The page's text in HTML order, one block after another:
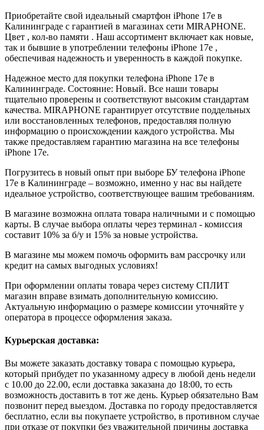
Приобретайте свой идеальный смартфон iPhone 17e в
Калининграде с гарантией в магазинах сети MIRAPHONE.
Цвет , кол-во памяти . Наш ассортимент включает как новые,
так и бывшие в употреблении телефоны iPhone 17e ,
обеспечивая надежность и уверенность в каждой покупке.
Надежное место для покупки телефона iPhone 17e в
Калининграде. Состояние: Новый. Все наши товары
тщательно проверены и соответствуют высоким стандартам
качества. MIRAPHONE гарантирует отсутствие поддельных
или восстановленных телефонов, предоставляя полную
информацию о происхождении каждого устройства. Мы
также предоставляем гарантию магазина на все телефоны
iPhone 17e.
Погрузитесь в новый опыт при выборе БУ телефона iPhone
17e в Калининграде – возможно, именно у нас вы найдете
идеальное устройство, соответствующее вашим требованиям.
В магазине возможна оплата товара наличными и с помощью
карты. В случае выбора оплаты через терминал - комиссия
составит 10% за б/у и 15% за новые устройства.
В магазине мы можем помочь оформить вам рассрочку или
кредит на самых выгодных условиях!
При оформлении оплаты товара через систему СПЛИТ
магазин вправе взимать дополнительную комиссию.
Актуальную информацию о размере комиссии уточняйте у
оператора в процессе оформления заказа.
Курьерская доставка:
Вы можете заказать доставку товара с помощью курьера,
который прибудет по указанному адресу в любой день недели
с 10.00 до 22.00, если доставка заказана до 18:00, то есть
возможность доставить в тот же день. Курьер обязательно Вам
позвонит перед выездом. Доставка по городу предоставляется
бесплатно, если вы покупаете устройство, в противном случае
при отказе от покупки без уважительной причины доставка